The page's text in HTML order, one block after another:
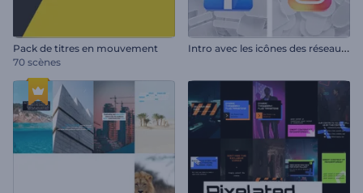
Pack de titres en mouvement
70 scènes
I
ntro avec les icônes des réseaux sociaux